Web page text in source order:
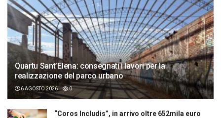
Quartu Sant’Elena: consegnati i lavori per la
realizzazione del parco urbano
6 AGOSTO 2026 0
“Coros Includis”, in arrivo oltre 652mila euro